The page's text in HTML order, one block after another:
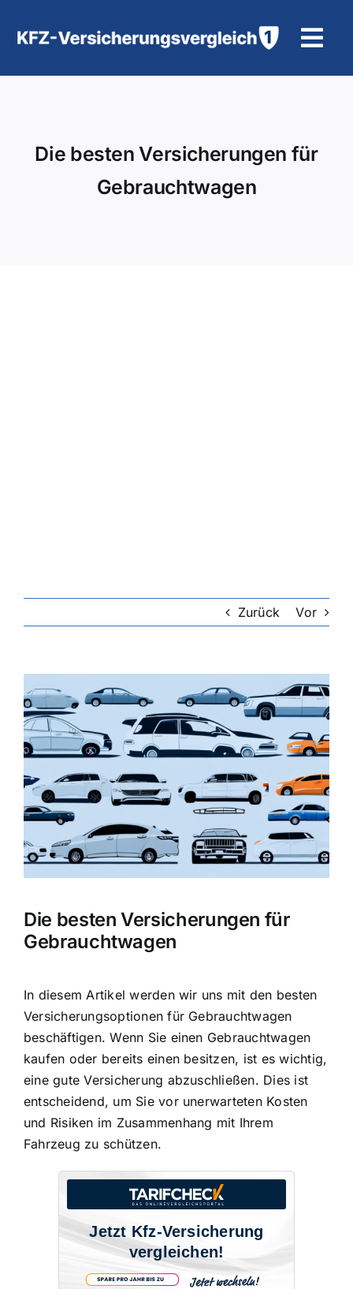
Inhalt
Hilfe und Kontakt
Die besten Versicherungen für
Gebrauchtwagen
Zurück Vor
grösseres
Bild
Die besten Versicherungen für
Gebrauchtwagen
In diesem Artikel werden wir uns mit den besten
Versicherungsoptionen für Gebrauchtwagen
beschäftigen. Wenn Sie einen Gebrauchtwagen
kaufen oder bereits einen besitzen, ist es wichtig,
eine gute Versicherung abzuschließen. Dies ist
entscheidend, um Sie vor unerwarteten Kosten
und Risiken im Zusammenhang mit Ihrem
Fahrzeug zu schützen.
Jetzt Kfz-Versicherung
vergleichen!